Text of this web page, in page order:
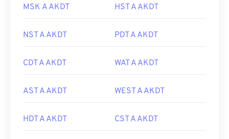
MSK A AKDT HST A AKDT
NST A AKDT PDT A AKDT
CDT A AKDT WAT A AKDT
AST A AKDT WEST A AKDT
HDT A AKDT CST A AKDT